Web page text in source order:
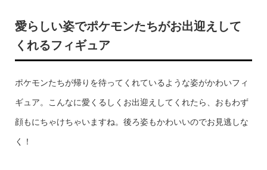
愛らしい姿でポケモンたちがお出迎えして
くれるフィギュア
ポケモンたちが帰りを待ってくれているような姿がかわいフィ
ギュア。こんなに愛くるしくお出迎えしてくれたら、おもわず
顔もにちゃけちゃいますね。後ろ姿もかわいいのでお見逃しな
く！